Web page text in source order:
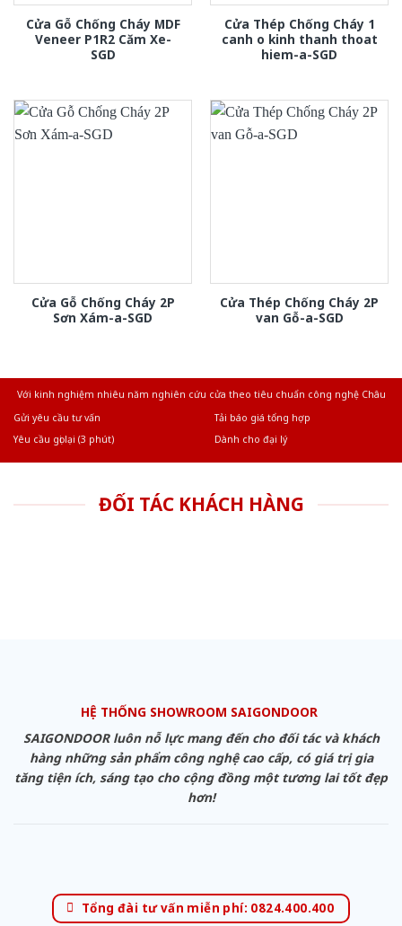
Cửa Gỗ Chống Cháy MDF
Veneer P1R2 Căm Xe-
SGD
Cửa Thép Chống Cháy 1
canh o kinh thanh thoat
hiem-a-SGD
Cửa Gỗ Chống Cháy 2P
Sơn Xám-a-SGD
Cửa Thép Chống Cháy 2P
van Gỗ-a-SGD
Với kinh nghiệm nhiêu năm nghiên cứu cửa theo tiêu chuẩn công nghệ Châu
Gửi yêu cầu tư vấn
Tải báo giá tổng hợp
Yêu cầu gọi lại (3 phút)
Dành cho đại lý
ĐỐI TÁC KHÁCH HÀNG
HỆ THỐNG SHOWROOM SAIGONDOOR
SAIGONDOOR luôn nỗ lực mang đến cho đối tác và khách
hàng những sản phẩm công nghệ cao cấp, có giá trị gia
tăng tiện ích, sáng tạo cho cộng đồng một tương lai tốt đẹp
hơn!
Tổng đài tư vấn miễn phí: 0824.400.400